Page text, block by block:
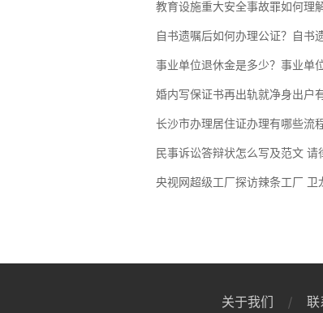
教育设施重大安全事故罪如何理
自书遗嘱后如何办理公证？自书
事业单位退休金是多少？事业单
婚内写保证书再出轨就净身出户
长沙市办理居住证办理有哪些流
民事诉讼答辩状怎么写及范文 请
央视网超级工厂探访辣条工厂 卫
关于我们 联